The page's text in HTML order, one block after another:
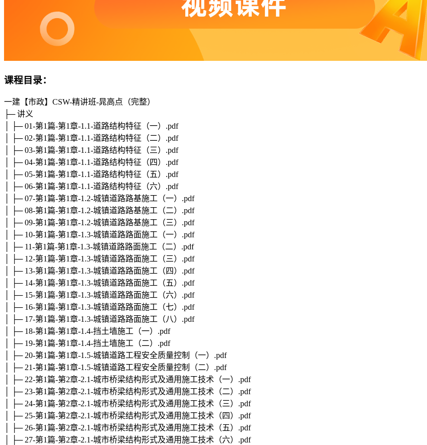
课程目录：
一建【市政】CSW-精讲班-晁高点（完整）
├─ 讲义
│ ├─ 01-第1篇-第1章-1.1-道路结构特征（一）.pdf
│ ├─ 02-第1篇-第1章-1.1-道路结构特征（二）.pdf
│ ├─ 03-第1篇-第1章-1.1-道路结构特征（三）.pdf
│ ├─ 04-第1篇-第1章-1.1-道路结构特征（四）.pdf
│ ├─ 05-第1篇-第1章-1.1-道路结构特征（五）.pdf
│ ├─ 06-第1篇-第1章-1.1-道路结构特征（六）.pdf
│ ├─ 07-第1篇-第1章-1.2-城镇道路路基施工（一）.pdf
│ ├─ 08-第1篇-第1章-1.2-城镇道路路基施工（二）.pdf
│ ├─ 09-第1篇-第1章-1.2-城镇道路路基施工（三）.pdf
│ ├─ 10-第1篇-第1章-1.3-城镇道路路面施工（一）.pdf
│ ├─ 11-第1篇-第1章-1.3-城镇道路路面施工（二）.pdf
│ ├─ 12-第1篇-第1章-1.3-城镇道路路面施工（三）.pdf
│ ├─ 13-第1篇-第1章-1.3-城镇道路路面施工（四）.pdf
│ ├─ 14-第1篇-第1章-1.3-城镇道路路面施工（五）.pdf
│ ├─ 15-第1篇-第1章-1.3-城镇道路路面施工（六）.pdf
│ ├─ 16-第1篇-第1章-1.3-城镇道路路面施工（七）.pdf
│ ├─ 17-第1篇-第1章-1.3-城镇道路路面施工（八）.pdf
│ ├─ 18-第1篇-第1章-1.4-挡土墙施工（一）.pdf
│ ├─ 19-第1篇-第1章-1.4-挡土墙施工（二）.pdf
│ ├─ 20-第1篇-第1章-1.5-城镇道路工程安全质量控制（一）.pdf
│ ├─ 21-第1篇-第1章-1.5-城镇道路工程安全质量控制（二）.pdf
│ ├─ 22-第1篇-第2章-2.1-城市桥梁结构形式及通用施工技术（一）.pdf
│ ├─ 23-第1篇-第2章-2.1-城市桥梁结构形式及通用施工技术（二）.pdf
│ ├─ 24-第1篇-第2章-2.1-城市桥梁结构形式及通用施工技术（三）.pdf
│ ├─ 25-第1篇-第2章-2.1-城市桥梁结构形式及通用施工技术（四）.pdf
│ ├─ 26-第1篇-第2章-2.1-城市桥梁结构形式及通用施工技术（五）.pdf
│ ├─ 27-第1篇-第2章-2.1-城市桥梁结构形式及通用施工技术（六）.pdf